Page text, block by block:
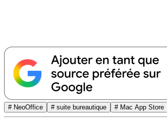
# NeoOffice # suite bureautique # Mac App Store